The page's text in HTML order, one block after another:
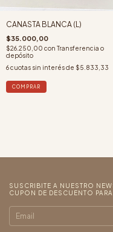
CANASTA BLANCA (L)
$35.000,00
$26.250,00 con Transferencia o
depósito
6cuotas sin interés de $5.833,33
SUSCRIBITE A NUESTRO
CUPON DE DESCUENTO